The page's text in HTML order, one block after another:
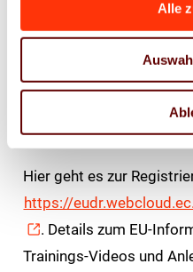
Alle
und Ernährung (BLE)
nachlesen:https://
Holz/Entwaldungsfreie-
Informationssystem
.
Hier geht es zur
https://
. Details zum EU-
Trainings-Videos und